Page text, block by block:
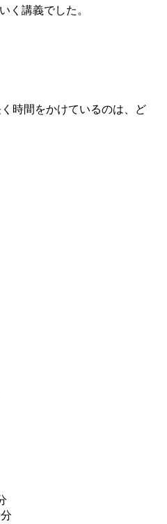
く講義でした。
時間をかけているのは、ど